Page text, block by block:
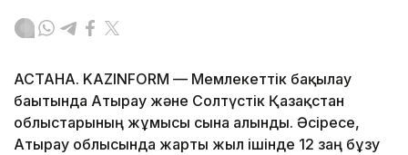
АСТАНА. KAZINFORM — Мемлекеттік бақылау
бағытында Атырау және Солтүстік Қазақстан
облыстарының жұмысы сынға алынды. Әсіресе,
Атырау облысында жарты жыл ішінде 12 заң бұзу